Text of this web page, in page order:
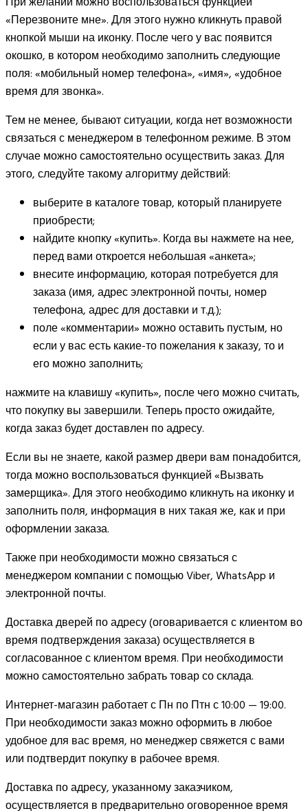
«Перезвоните мне». Для этого нужно кликнуть правой
кнопкой мыши на иконку. После чего у вас появится
окошко, в котором необходимо заполнить следующие
поля: «мобильный номер телефона», «имя», «удобное
время для звонка».
Тем не менее, бывают ситуации, когда нет возможности
связаться с менеджером в телефонном режиме. В этом
случае можно самостоятельно осуществить заказ. Для
этого, следуйте такому алгоритму действий:
выберите в каталоге товар, который планируете
приобрести;
найдите кнопку «купить». Когда вы нажмете на нее,
перед вами откроется небольшая «анкета»;
внесите информацию, которая потребуется для
заказа (имя, адрес электронной почты, номер
телефона, адрес для доставки и т.д.);
поле «комментарии» можно оставить пустым, но
если у вас есть какие-то пожелания к заказу, то и
его можно заполнить;
нажмите на клавишу «купить», после чего можно считать,
что покупку вы завершили. Теперь просто ожидайте,
когда заказ будет доставлен по адресу.
Если вы не знаете, какой размер двери вам понадобится,
тогда можно воспользоваться функцией «Вызвать
замерщика». Для этого необходимо кликнуть на иконку и
заполнить поля, информация в них такая же, как и при
оформлении заказа.
Также при необходимости можно связаться с
менеджером компании с помощью Viber, WhatsApp и
электронной почты.
Доставка дверей по адресу (оговаривается с клиентом во
время подтверждения заказа) осуществляется в
согласованное с клиентом время. При необходимости
можно самостоятельно забрать товар со склада.
Интернет-магазин работает с Пн по Птн с 10:00 — 19:00.
При необходимости заказ можно оформить в любое
удобное для вас время, но менеджер свяжется с вами
или подтвердит покупку в рабочее время.
Доставка по адресу, указанному заказчиком,
осуществляется в предварительно оговоренное время